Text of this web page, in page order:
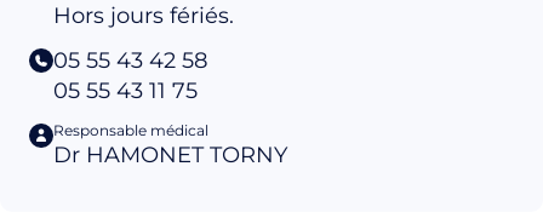
Hors jours fériés.
05 55 43 42 58
05 55 43 11 75
Responsable médical
Dr HAMONET TORNY